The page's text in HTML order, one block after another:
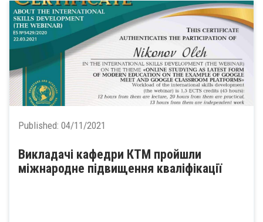
Published: 04/11/2021
Викладачі кафедри КТМ пройшли
міжнародне підвищення кваліфікації